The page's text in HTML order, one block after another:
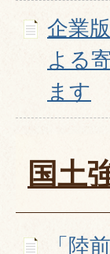
企業
よる
ます
国土
「陸